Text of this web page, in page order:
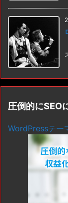
圧倒的にSEO
WordPressテー